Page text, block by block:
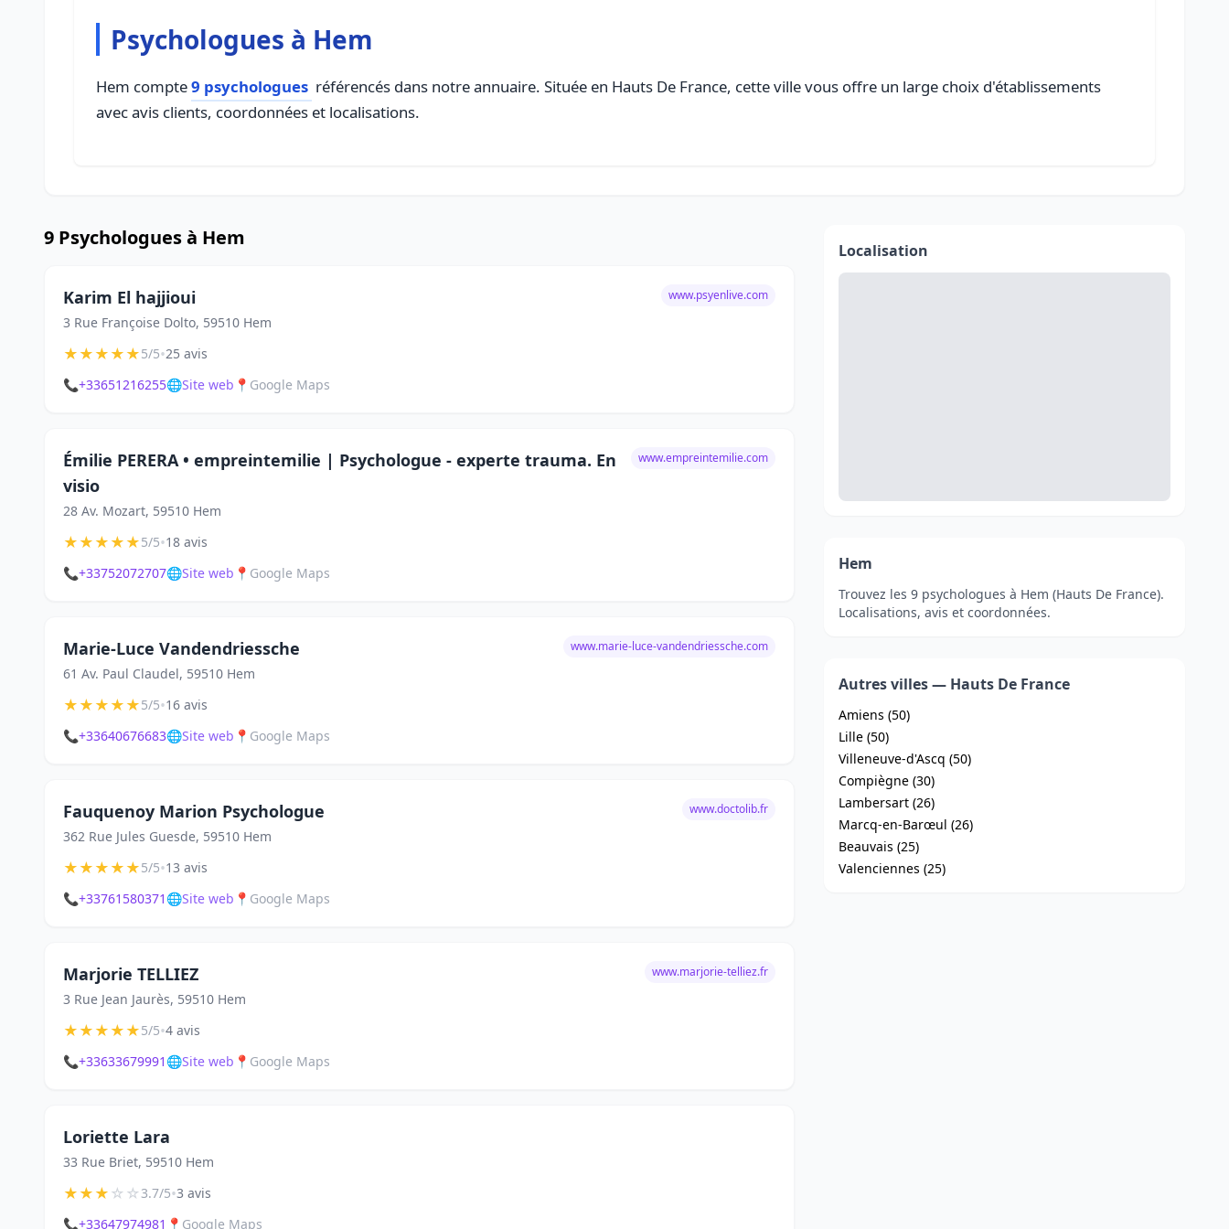
Psychologues à Hem
Hem compte9 psychologues référencés dans notre annuaire. Située en Hauts De France, cette ville vous offre un large choix d'établissements
avec avis clients, coordonnées et localisations.
9 Psychologues à Hem
Karim El hajjioui
3 Rue Françoise Dolto, 59510 Hem
www.psyenlive.com
★★★★★5/5•25 avis
📞+33651216255🌐Site web 📍 Google Maps
Émilie PERERA • empreintemilie | Psychologue - experte trauma. En
visio
28 Av. Mozart, 59510 Hem
www.empreintemilie.com
★★★★★5/5•18 avis
📞+33752072707🌐Site web 📍 Google Maps
Marie-Luce Vandendriessche
61 Av. Paul Claudel, 59510 Hem
www.marie-luce-vandendriessche.com
★★★★★5/5•16 avis
📞+33640676683🌐Site web 📍 Google Maps
Fauquenoy Marion Psychologue
362 Rue Jules Guesde, 59510 Hem
www.doctolib.fr
★★★★★5/5•13 avis
📞+33761580371 🌐Site web 📍 Google Maps
Marjorie TELLIEZ
3 Rue Jean Jaurès, 59510 Hem
www.marjorie-telliez.fr
★★★★★5/5•4 avis
📞+33633679991 🌐Site web 📍 Google Maps
Loriette Lara
33 Rue Briet, 59510 Hem
★★★☆☆3.7/5•3 avis
📞+33647974981 📍 Google Maps
Localisation
Hem
Trouvez les 9 psychologues à Hem (Hauts De France).
Localisations, avis et coordonnées.
Autres villes — Hauts De France
Amiens (50)
Lille (50)
Villeneuve-d'Ascq (50)
Compiègne (30)
Lambersart (26)
Marcq-en-Barœul (26)
Beauvais (25)
Valenciennes (25)